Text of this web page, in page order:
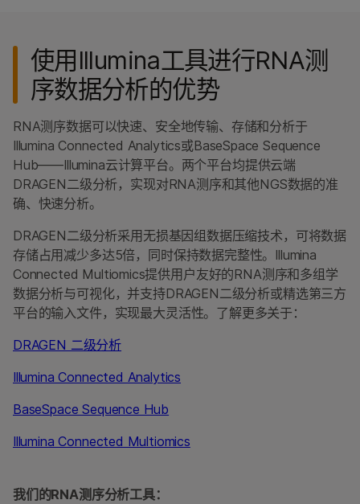
使用Illumina工具进行RNA测
序数据分析的优势
RNA测序数据可以快速、安全地传输、存储和分析于
Illumina Connected Analytics或BaseSpace Sequence
Hub——Illumina云计算平台。两个平台均提供云端
DRAGEN二级分析，实现对RNA测序和其他NGS数据的准
确、快速分析。
DRAGEN二级分析采用无损基因组数据压缩技术，可将数据
存储占用减少多达5倍，同时保持数据完整性。Illumina
Connected Multiomics提供用户友好的RNA测序和多组学
数据分析与可视化，并支持DRAGEN二级分析或精选第三方
平台的输入文件，实现最大灵活性。了解更多关于：
DRAGEN 二级分析
Illumina Connected Analytics
BaseSpace Sequence Hub
Illumina Connected Multiomics
我们的RNA测序分析工具：